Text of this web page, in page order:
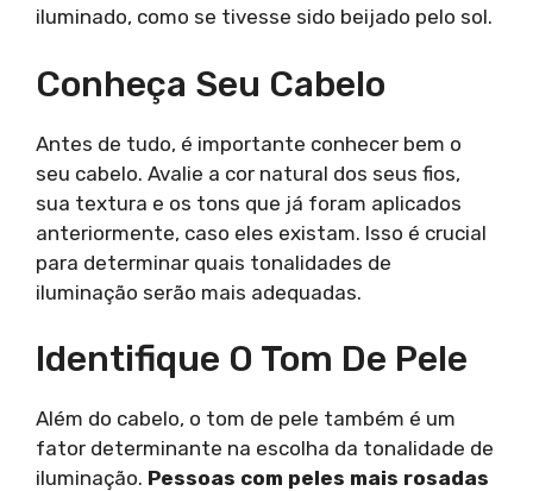
iluminado, como se tivesse sido beijado pelo sol.
Conheça Seu Cabelo
Antes de tudo, é importante conhecer bem o
seu cabelo. Avalie a cor natural dos seus fios,
sua textura e os tons que já foram aplicados
anteriormente, caso eles existam. Isso é crucial
para determinar quais tonalidades de
iluminação serão mais adequadas.
Identifique O Tom De Pele
Além do cabelo, o tom de pele também é um
fator determinante na escolha da tonalidade de
iluminação. Pessoas com peles mais rosadas